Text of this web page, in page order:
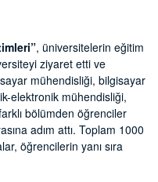
, üniversitelerin eğitim
ziyaret etti ve
mühendisliği, bilgisayar
elektronik mühendisliği,
bölümden öğrenciler
adım attı. Toplam 1000
öğrencilerin yanı sıra